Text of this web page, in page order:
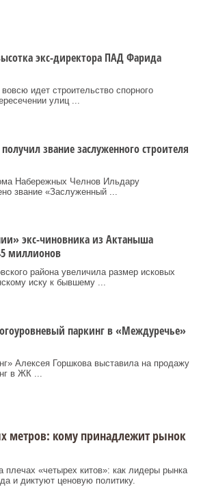
экс-директора ПАД Фарида
идет строительство спорного
улиц ...
звание заслуженного строителя
Набережных Челнов Ильдару
звание «Заслуженный ...
экс-чиновника из Актаныша
миллионов
района увеличила размер исковых
иску к бывшему ...
паркинг в «Междуречье»
Алексея Горшкова выставила на продажу
в ЖК ...
метров: кому принадлежит рынок
плечах «четырех китов»: как лидеры рынка
и диктуют ценовую политику.